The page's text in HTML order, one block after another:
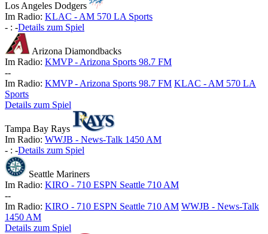
Los Angeles Dodgers
Im Radio: KLAC - AM 570 LA Sports
- : -Details zum Spiel
Arizona Diamondbacks
Im Radio: KMVP - Arizona Sports 98.7 FM
--
Im Radio: KMVP - Arizona Sports 98.7 FM KLAC - AM 570 LA
Sports
Details zum Spiel
Tampa Bay Rays
Im Radio: WWJB - News-Talk 1450 AM
- : -Details zum Spiel
Seattle Mariners
Im Radio: KIRO - 710 ESPN Seattle 710 AM
--
Im Radio: KIRO - 710 ESPN Seattle 710 AM WWJB - News-Talk
1450 AM
Details zum Spiel